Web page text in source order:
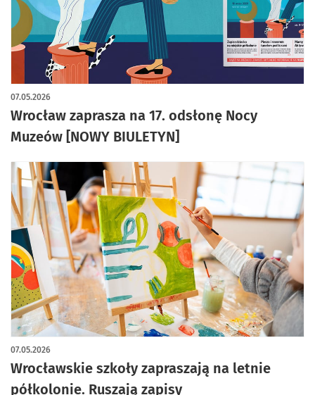
Wrocław zaprasza na 17. odsłonę Nocy
Muzeów [NOWY BIULETYN]
07.05.2026
Wrocławskie szkoły zapraszają na letnie
półkolonie. Ruszają zapisy
07.05.2026